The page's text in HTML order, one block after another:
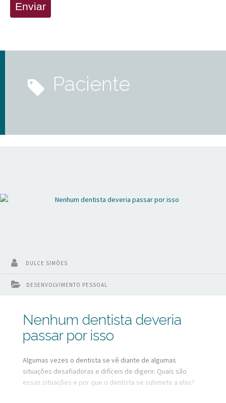
Enviar
paciente
DESENVOLVIMENTO PESSOAL
DULCE SIMÕES
Nenhum dentista deveria
passar por isso
Algumas vezes o dentista se vê diante de algumas
situações desafiadoras e difíceis de digerir. Quais são
essas situações e por que o dentista se submete a elas?